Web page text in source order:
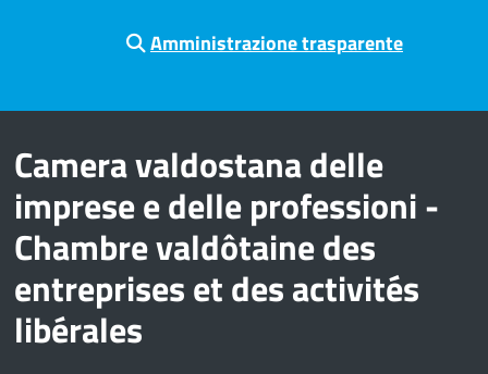
Amministrazione trasparente
Camera valdostana delle
imprese e delle professioni -
Chambre valdôtaine des
entreprises et des activités
libérales